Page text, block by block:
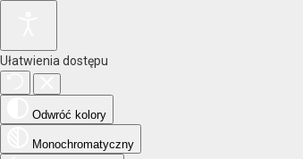
Ułatwienia dostępu
Odwróć kolory
Monochromatyczny